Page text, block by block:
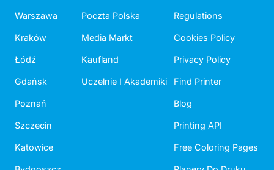
Warszawa
Kraków
Łódź
Gdańsk
Poznań
Szczecin
Katowice
Poczta Polska
Media Markt
Kaufland
Uczelnie I Akademiki
Regulations
Cookies Policy
Privacy Policy
Find Printer
Blog
Printing API
Free Coloring Pages